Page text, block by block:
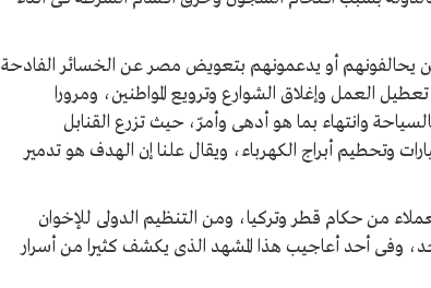
يحالفونهم أو يدعمونهم بتعويض مصر عن الخسائر الفادحة
العمل وإغلاق الشوارع وترويع المواطنين، ومرورا
وانتهاء بما هو أدهى وأمرّ، حيث تزرع القنابل
وتحطيم أبراج الكهرباء، ويقال علنا إن الهدف هو تدمير
من حكام قطر وتركيا، ومن التنظيم الدولى للإخوان
وفى أحد أعاجيب هذا المشهد الذى يكشف كثيرا من أسرار